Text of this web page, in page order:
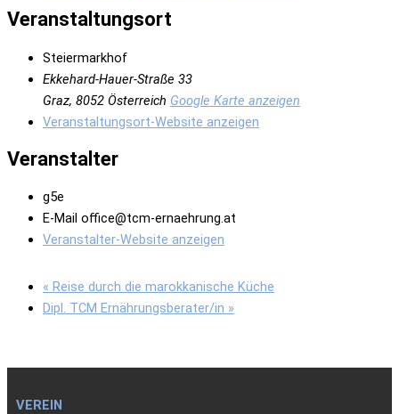
Veranstaltungsort
Steiermarkhof
Ekkehard-Hauer-Straße 33
Graz, 8052 Österreich Google Karte anzeigen
Veranstaltungsort-Website anzeigen
Veranstalter
g5e
E-Mail office@tcm-ernaehrung.at
Veranstalter-Website anzeigen
« Reise durch die marokkanische Küche
Dipl. TCM Ernährungsberater/in »
VEREIN